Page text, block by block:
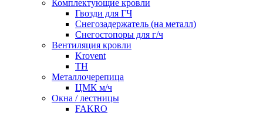
Комплектующие кровли
Гвозди для ГЧ
Снегозадержатель (на металл)
Снегостопоры для г/ч
Вентиляция кровли
Krovent
ТН
Металлочерепица
ЦМК м/ч
Окна / лестницы
FAKRO